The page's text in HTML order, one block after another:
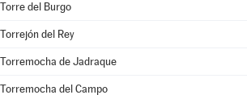
Torre del Burgo
Torrejón del Rey
Torremocha de Jadraque
Torremocha del Campo